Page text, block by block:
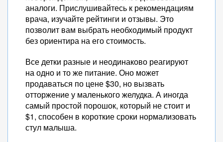
аналоги. Прислушивайтесь к рекомендациям
врача, изучайте рейтинги и отзывы. Это
позволит вам выбрать необходимый продукт
без ориентира на его стоимость.
Все детки разные и неодинаково реагируют
на одно и то же питание. Оно может
продаваться по цене $30, но вызвать
отторжение у маленького желудка. А иногда
самый простой порошок, который не стоит и
$1, способен в короткие сроки нормализовать
стул малыша.